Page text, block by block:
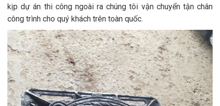
kịp dự án thi công ngoài ra chúng tôi vận chuyển tận chân
công trình cho quý khách trên toàn quốc.